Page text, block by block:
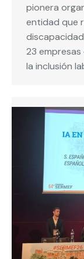
pionera
entidad que
23
la inclusión